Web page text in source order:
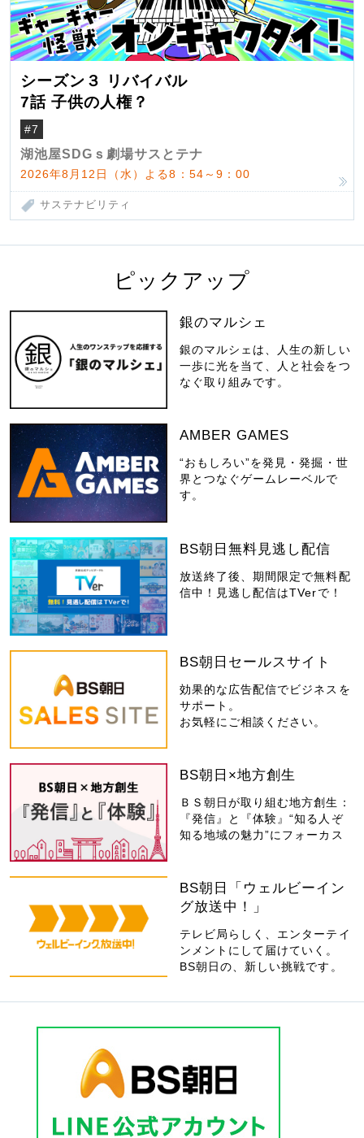
シーズン３ リバイバル
7話 子供の人権？
#7
湖池屋SDGｓ劇場サスとテナ
2026年8月12日（水）よる8：54～9：00
サステナビリティ
ピックアップ
銀のマルシェ
銀のマルシェは、人生の新しい
一歩に光を当て、人と社会をつ
なぐ取り組みです。
AMBER GAMES
“おもしろい”を発見・発掘・世
界とつなぐゲームレーベルで
す。
BS朝日無料見逃し配信
放送終了後、期間限定で無料配
信中！見逃し配信はTVerで！
BS朝日セールスサイト
効果的な広告配信でビジネスを
サポート。
お気軽にご相談ください。
BS朝日×地方創生
ＢＳ朝日が取り組む地方創生：
『発信』と『体験』“知る人ぞ
知る地域の魅力”にフォーカス
BS朝日「ウェルビーイン
グ放送中！」
テレビ局らしく、エンターテイ
ンメントにして届けていく。
BS朝日の、新しい挑戦です。